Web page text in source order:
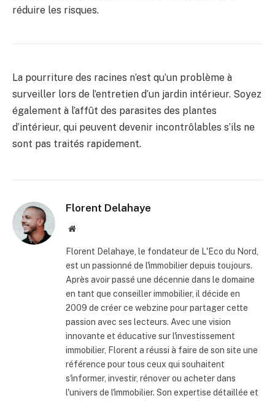
réduire les risques.
La pourriture des racines n’est qu’un problème à
surveiller lors de l’entretien d’un jardin intérieur. Soyez
également à l’affût des parasites des plantes
d’intérieur, qui peuvent devenir incontrôlables s’ils ne
sont pas traités rapidement.
Florent Delahaye
Site
Florent Delahaye, le fondateur de L'Eco du Nord,
est un passionné de l'immobilier depuis toujours.
Après avoir passé une décennie dans le domaine
en tant que conseiller immobilier, il décide en
2009 de créer ce webzine pour partager cette
passion avec ses lecteurs. Avec une vision
innovante et éducative sur l'investissement
immobilier, Florent a réussi à faire de son site une
référence pour tous ceux qui souhaitent
s'informer, investir, rénover ou acheter dans
l'univers de l'immobilier. Son expertise détaillée et